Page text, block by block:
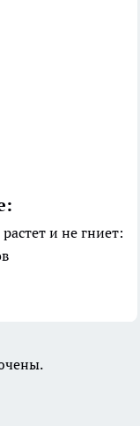
и не гниет: